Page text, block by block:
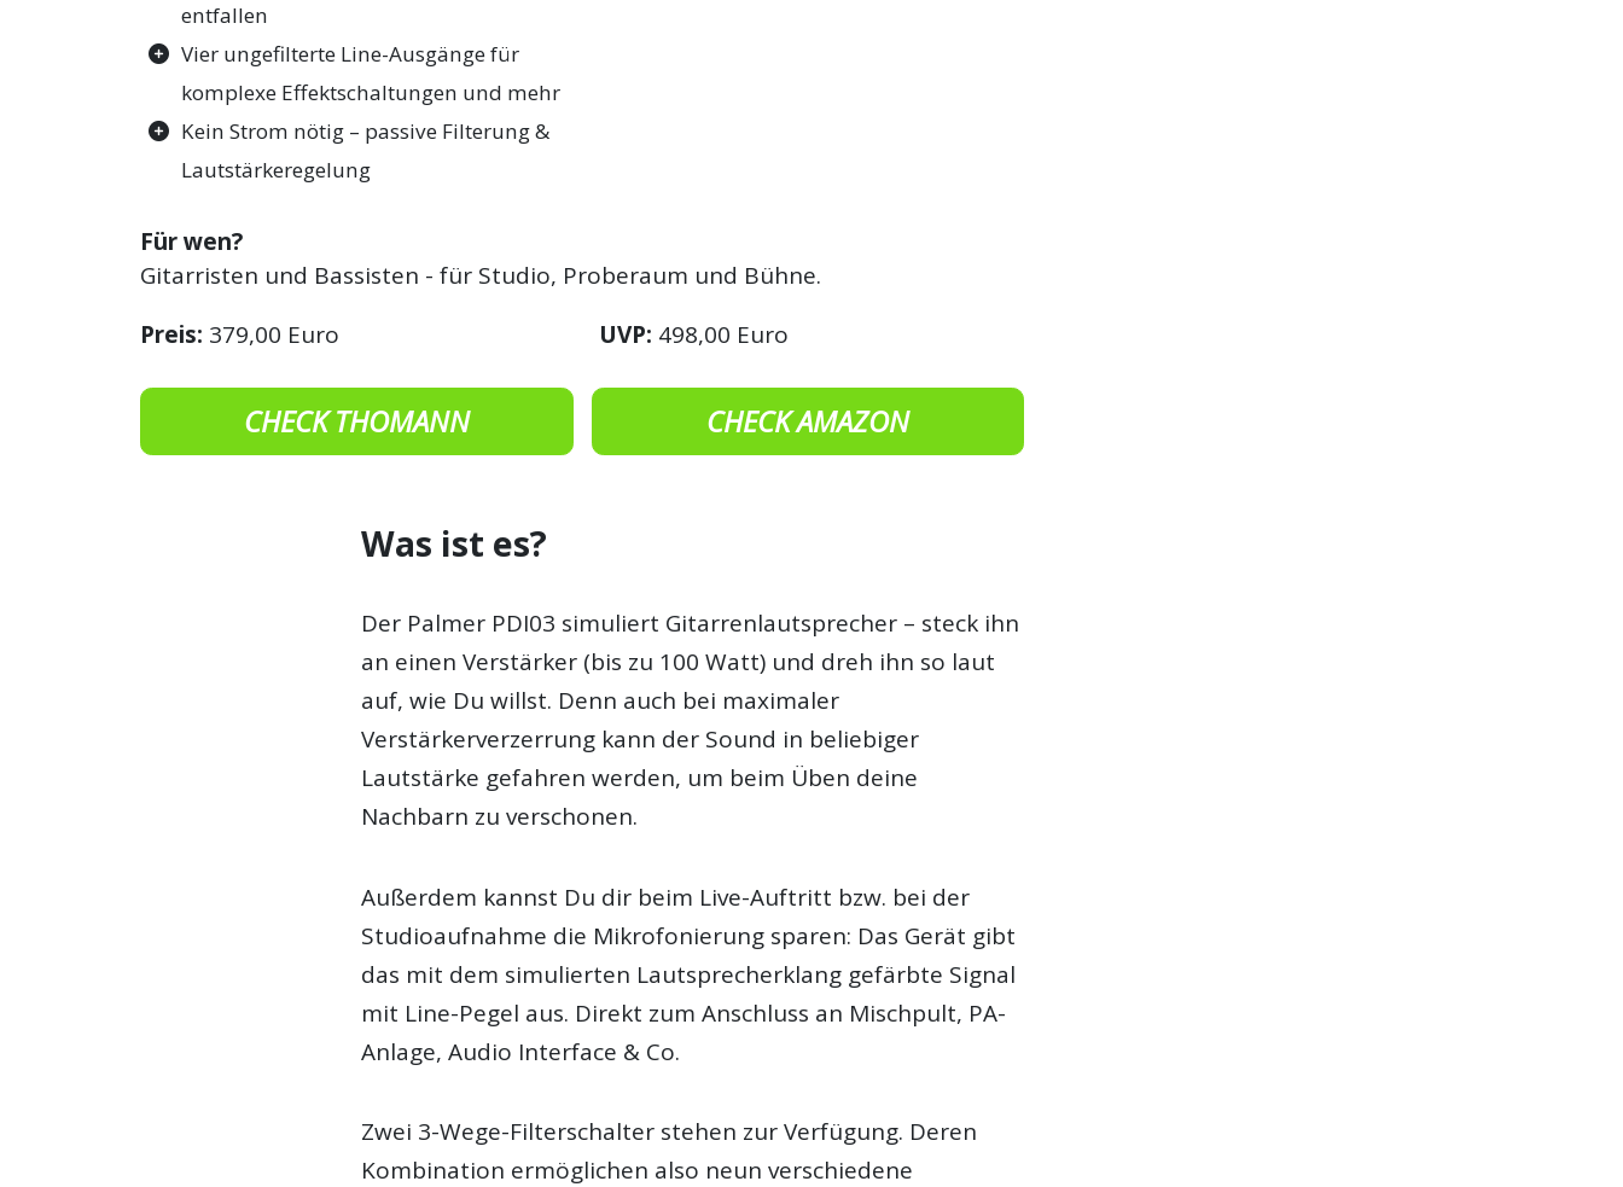
entfallen
Vier ungefilterte Line-Ausgänge für
komplexe Effektschaltungen und mehr
Kein Strom nötig – passive Filterung &
Lautstärkeregelung
Für wen?
Gitarristen und Bassisten - für Studio, Proberaum und Bühne.
Preis: 379,00 Euro UVP: 498,00 Euro
CHECK THOMANN CHECK AMAZON
Was ist es?
Der Palmer PDI03 simuliert Gitarrenlautsprecher – steck ihn
an einen Verstärker (bis zu 100 Watt) und dreh ihn so laut
auf, wie Du willst. Denn auch bei maximaler
Verstärkerverzerrung kann der Sound in beliebiger
Lautstärke gefahren werden, um beim Üben deine
Nachbarn zu verschonen.
Außerdem kannst Du dir beim Live-Auftritt bzw. bei der
Studioaufnahme die Mikrofonierung sparen: Das Gerät gibt
das mit dem simulierten Lautsprecherklang gefärbte Signal
mit Line-Pegel aus. Direkt zum Anschluss an Mischpult, PA-
Anlage, Audio Interface & Co.
Zwei 3-Wege-Filterschalter stehen zur Verfügung. Deren
Kombination ermöglichen also neun verschiedene